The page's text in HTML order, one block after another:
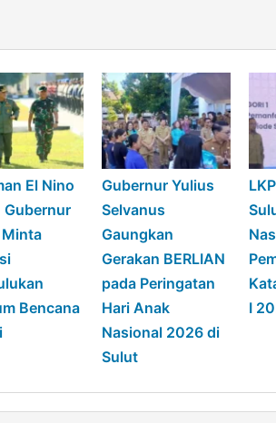
El Nino
Gubernur
Bencana
Gubernur Yulius
Selvanus
Gaungkan
Gerakan BERLIAN
pada Peringatan
Hari Anak
Nasional 2026 di
Sulut
I